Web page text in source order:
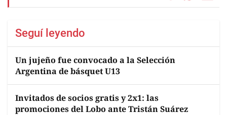
Seguí leyendo
Un jujeño fue convocado a la Selección
Argentina de básquet U13
Invitados de socios gratis y 2x1: las
promociones del Lobo ante Tristán Suárez